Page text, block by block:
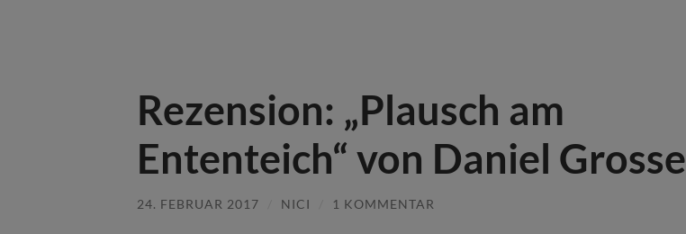
Rezension: „Plausch am
Ententeich“ von Daniel Grosse
24. FEBRUAR 2017 NICI 1 KOMMENTAR